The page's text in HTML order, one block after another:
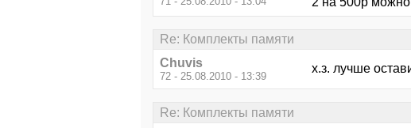
Re: Комплекты памяти
Chuvis
72 - 25.08.2010 - 13:39
х.з. лучше
Re: Комплекты памяти